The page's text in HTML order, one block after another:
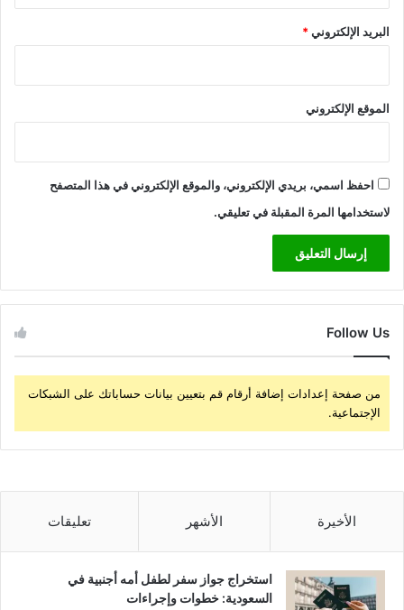
البريد الإلكتروني*
الموقع الإلكتروني
احفظ اسمي، بريدي الإلكتروني، والموقع الإلكتروني في هذا المتصفح
لاستخدامها المرة المقبلة في تعليقي.
Follow Us
من صفحة إعدادات إضافة أرقام قم بتعيين بيانات حساباتك على الشبكات
الإجتماعية.
الأخيرة الأشهر تعليقات
استخراج جواز سفر لطفل أمه أجنبية في
السعودية: خطوات وإجراءات